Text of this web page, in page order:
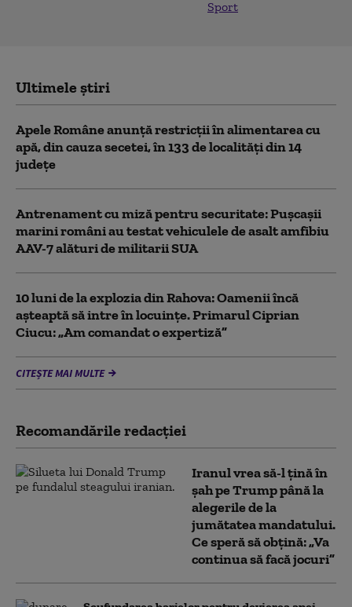
Sport
Ultimele știri
Apele Române anunță restricţii în alimentarea cu
apă, din cauza secetei, în 133 de localităţi din 14
judeţe
Antrenament cu miză pentru securitate: Pușcașii
marini români au testat vehiculele de asalt amfibiu
AAV-7 alături de militarii SUA
10 luni de la explozia din Rahova: Oamenii încă
așteaptă să intre în locuințe. Primarul Ciprian
Ciucu: „Am comandat o expertiză”
CITEȘTE MAI MULTE
Recomandările redacţiei
Iranul vrea să-l țină în
șah pe Trump până la
alegerile de la
jumătatea mandatului.
Ce speră să obțină: „Va
continua să facă jocuri”